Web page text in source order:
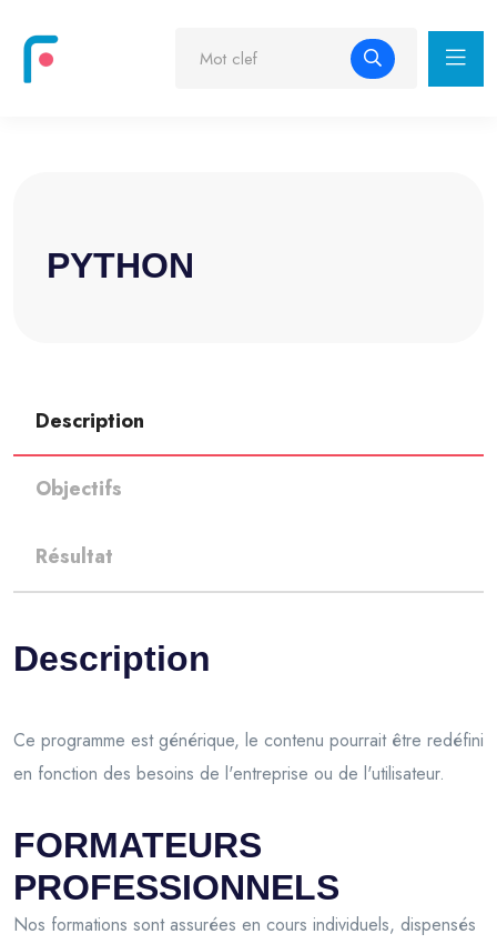
PYTHON
Description
Objectifs
Résultat
Description
Ce programme est générique, le contenu pourrait être redéfini
en fonction des besoins de l'entreprise ou de l'utilisateur.
FORMATEURS
PROFESSIONNELS
Nos formations sont assurées en cours individuels, dispensés